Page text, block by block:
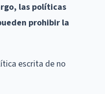
las políticas
prohibir la
escrita de no